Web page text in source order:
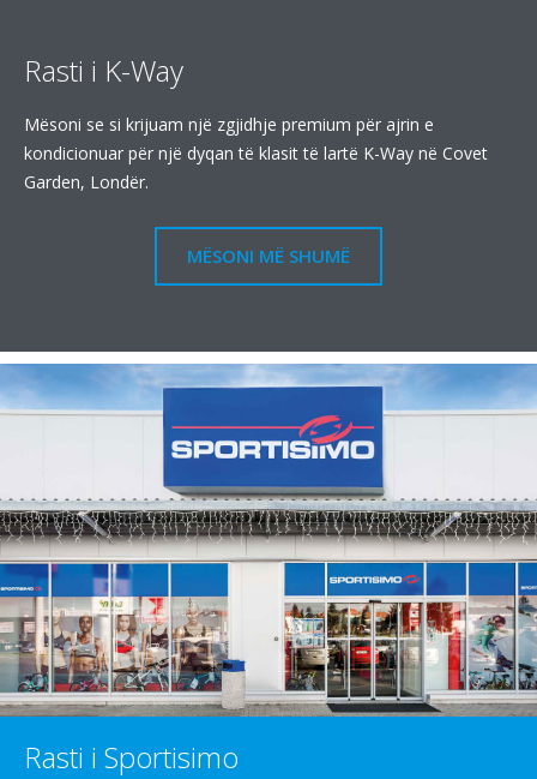
Rasti i K-Way
Mësoni se si krijuam një zgjidhje premium për ajrin e
kondicionuar për një dyqan të klasit të lartë K-Way në Covet
Garden, Londër.
MËSONI MË SHUMË
Rasti i Sportisimo